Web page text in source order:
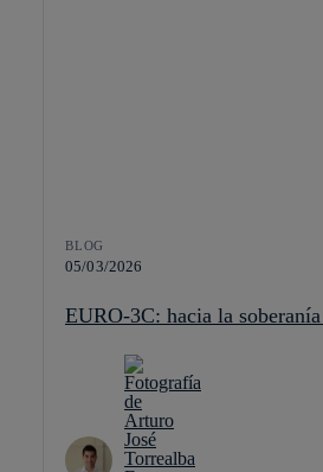
BLOG
05/03/2026
EURO-3C: hacia la